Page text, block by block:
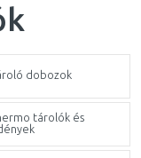
dobozok
tárolók és